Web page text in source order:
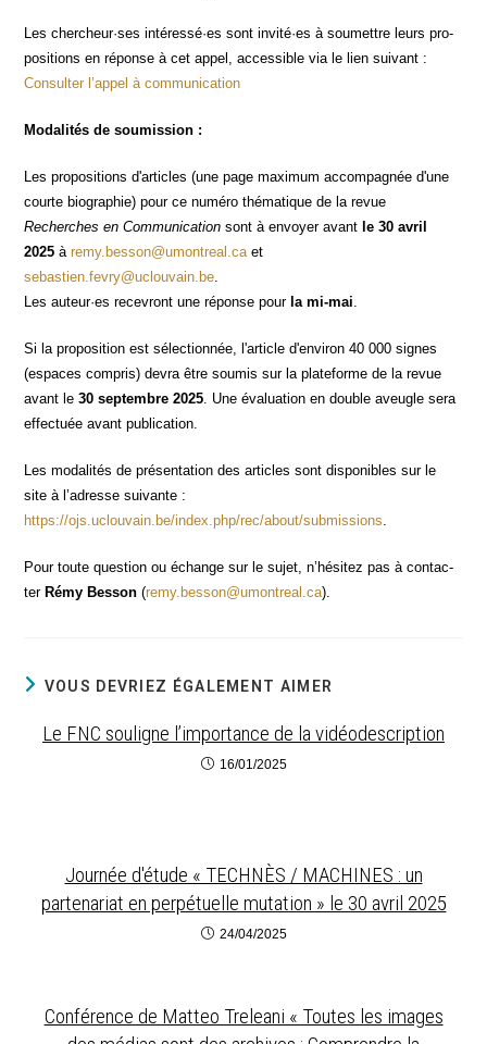
Les chercheur·ses intéressé·es sont invité·es à sou­mettre leurs pro­
po­si­tions en réponse à cet appel, acces­sible via le lien sui­vant :
Consul­ter l’appel à communication
Moda­li­tés de soumission :
Les pro­po­si­tions d'articles (une page maxi­mum accom­pa­gnée d'une
courte bio­gra­phie) pour ce numé­ro thé­ma­tique de la revue
Recherches en Com­mu­ni­ca­tionsont à envoyer avant le 30 avril
2025 àremy.besson@umontreal.caet
sebastien.fevry@uclouvain.be.
Les auteur·es rece­vront une réponse pour la mi-mai.
Si la pro­po­si­tion est sélec­tion­née, l'article d'environ 40 000 signes
(espaces com­pris) devra être sou­mis sur la pla­te­forme de la revue
avant le30 sep­tembre 2025. Une éva­lua­tion en double aveugle sera
effec­tuée avant publication.
Les moda­li­tés de pré­sen­ta­tion des articles sont dis­po­nibles sur le
site à l’adresse sui­vante :
https://ojs.uclouvain.be/index.php/rec/about/submissions.
Pour toute ques­tion ou échange sur le sujet, n’hésitez pas à contac­
ter Rémy Bes­son (remy.besson@umontreal.ca).
VOUS DEVRIEZ ÉGALEMENT AIMER
Le FNC souligne l’importance de la vidéodescription
16/01/2025
Journée d'étude « TECHNÈS / MACHINES : un
partenariat en perpétuelle mutation » le 30 avril 2025
24/04/2025
Conférence de Matteo Treleani « Toutes les images